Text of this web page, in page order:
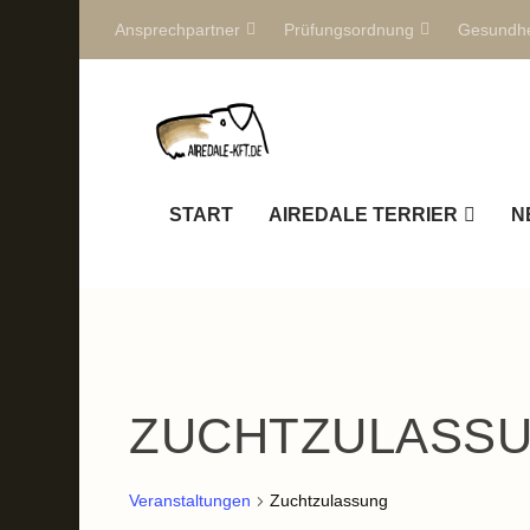
Ansprechpartner Prüfungsordnung
START AIREDALE TERRIER
Veranstaltungen Zuchtzulassung